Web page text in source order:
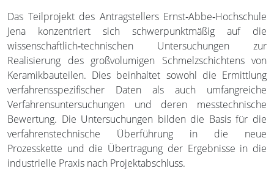
Das Teilprojekt des Antragstellers Ernst‐Abbe‐Hochschule
Jena konzentriert sich schwerpunktmäßig auf die
wissenschaftlich‐technischen Untersuchungen zur
Realisierung des großvolumigen Schmelzschichtens von
Keramikbauteilen. Dies beinhaltet sowohl die Ermittlung
verfahrensspezifischer Daten als auch umfangreiche
Verfahrensuntersuchungen und deren messtechnische
Bewertung. Die Untersuchungen bilden die Basis für die
verfahrenstechnische Überführung in die neue
Prozesskette und die Übertragung der Ergebnisse in die
industrielle Praxis nach Projektabschluss.